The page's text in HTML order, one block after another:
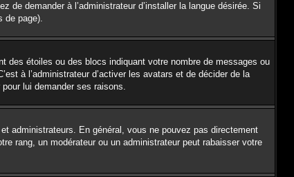
de demander à l’administrateur d’installer la langue désirée. Si
de page).
des étoiles ou des blocs indiquant votre nombre de messages ou
à l’administrateur d’activer les avatars et de décider de la
lui demander ses raisons.
administrateurs. En général, vous ne pouvez pas directement
rang, un modérateur ou un administrateur peut rabaisser votre